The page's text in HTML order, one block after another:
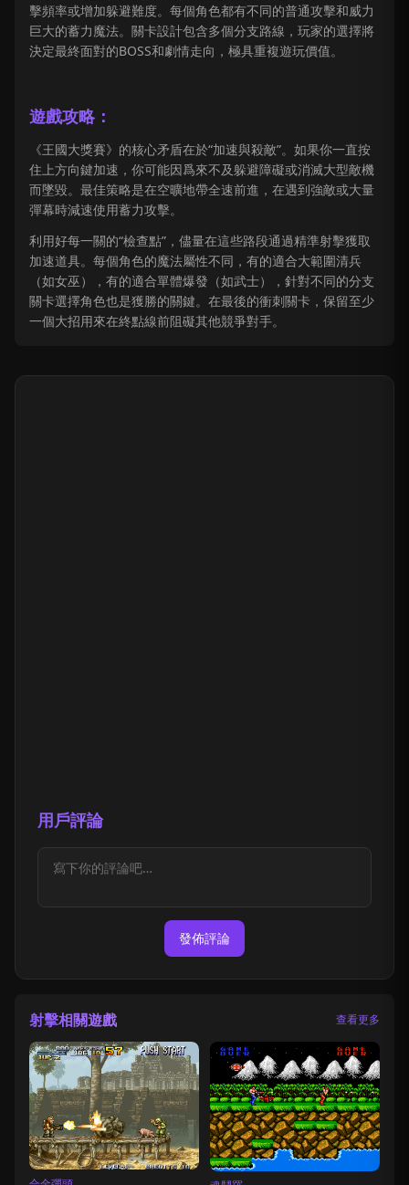
擊頻率或增加躲避難度。每個角色都有不同的普通攻擊和威力
巨大的蓄力魔法。關卡設計包含多個分支路線，玩家的選擇將
決定最終面對的BOSS和劇情走向，極具重複遊玩價值。
遊戲攻略：
《王國大獎賽》的核心矛盾在於“加速與殺敵”。如果你一直按
住上方向鍵加速，你可能因爲來不及躲避障礙或消滅大型敵機
而墜毀。最佳策略是在空曠地帶全速前進，在遇到強敵或大量
彈幕時減速使用蓄力攻擊。
利用好每一關的“檢查點”，儘量在這些路段通過精準射擊獲取
加速道具。每個角色的魔法屬性不同，有的適合大範圍清兵
（如女巫），有的適合單體爆發（如武士），針對不同的分支
關卡選擇角色也是獲勝的關鍵。在最後的衝刺關卡，保留至少
一個大招用來在終點線前阻礙其他競爭對手。
用戶評論
發佈評論
射擊相關遊戲 查看更多